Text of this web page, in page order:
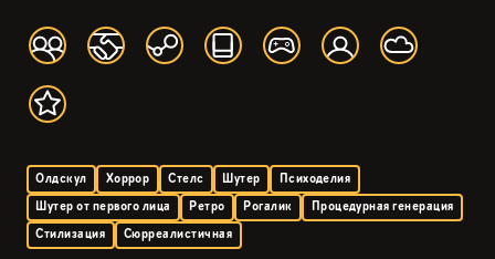
Олдскул Хоррор Стелс Шутер
Психоделия
Шутер от первого лица
Ретро Рогалик
Процедурная генерация
Стилизация
Сюрреалистичная